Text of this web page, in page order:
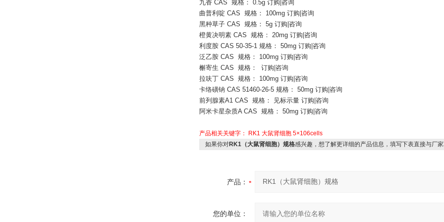
九香 CAS 规格： 0.5g 订购|咨询
曲普利啶 CAS 规格： 100mg 订购|咨询
黑种草子 CAS 规格： 5g 订购|咨询
橙黄决明素 CAS 规格： 20mg 订购|咨询
利度胺 CAS 50-35-1 规格： 50mg 订购|咨询
泛乙胺 CAS 规格： 100mg 订购|咨询
槲寄生 CAS 规格： 订购|咨询
拉呋丁 CAS 规格： 100mg 订购|咨询
卡络磺钠 CAS 51460-26-5 规格： 50mg 订购|咨询
前列腺素A1 CAS 规格： 见标示量 订购|咨询
阿米卡星杂质A CAS 规格： 50mg 订购|咨询
产品相关关键字： RK1 大鼠肾细胞 5×106cells
如果你对RK1（大鼠肾细胞）规格感兴趣，想了解更详细的产品信息，填写下表直接与厂
产品：
您的单位：